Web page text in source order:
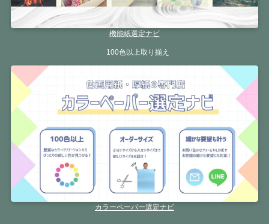
機能紙選定ナビ
100色以上取り揃え
カラーペーパー選定ナビ